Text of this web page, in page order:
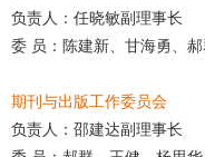
负责人：任晓敏副理事长
委 员：陈建新、甘海勇、
期刊与出版工作委员会
负责人：邵建达副理事长